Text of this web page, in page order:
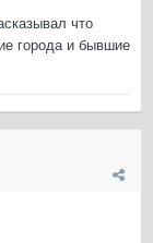
что
города и бывшие